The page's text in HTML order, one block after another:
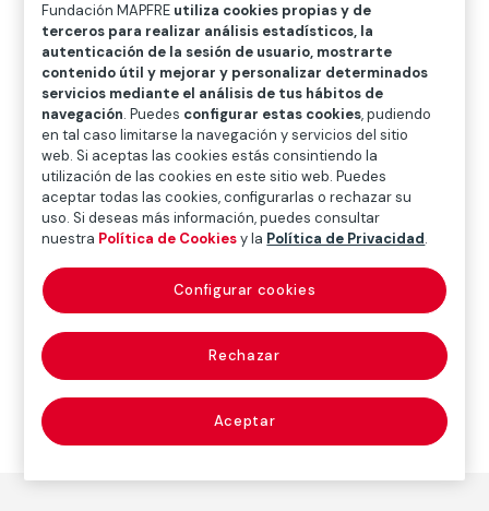
O
P Q R S T
U
V
W X Y Z
Diccionario de seguros
fallecido
(deceased)
Sinónimo demuerto
Fundación MAPFRE utiliza cookies propias y de
terceros para realizar análisis estadísticos, la
autenticación de la sesión de usuario, mostrarte
contenido útil y mejorar y personalizar determinados
servicios mediante el análisis de tus hábitos de
navegación. Puedes configurar estas cookies, pudiendo
en tal caso limitarse la navegación y servicios del sitio
web. Si aceptas las cookies estás consintiendo la
utilización de las cookies en este sitio web. Puedes
aceptar todas las cookies, configurarlas o rechazar su
uso. Si deseas más información, puedes consultar
nuestra Política de Cookiesy la Política de Privacidad.
Rechazar
Aceptar
Configurar cookies